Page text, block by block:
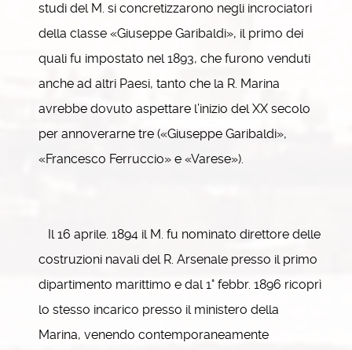
studi del M. si concretizzarono negli incrociatori
della classe «Giuseppe Garibaldi», il primo dei
quali fu impostato nel 1893, che furono venduti
anche ad altri Paesi, tanto che la R. Marina
avrebbe dovuto aspettare l’inizio del XX secolo
per annoverarne tre («Giuseppe Garibaldi»,
«Francesco Ferruccio» e «Varese»).
Il 16 aprile. 1894 il M. fu nominato direttore delle
costruzioni navali del R. Arsenale presso il primo
dipartimento marittimo e dal 1° febbr. 1896 ricoprì
lo stesso incarico presso il ministero della
Marina, venendo contemporaneamente